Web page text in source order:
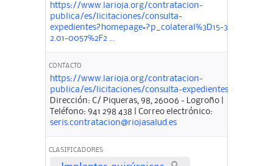
https://www.larioja.org/contratacion-
publica/es/licitaciones/consulta-
expedientes?homepage=?p_colateral%3D15-3-
2.01-0057%2F2 ...
CONTACTO
https://www.larioja.org/contratacion-
publica/es/licitaciones/consulta-expedientes
Dirección: C/ Piqueras, 98, 26006 - Logroño |
Teléfono: 941 298 438 | Correo electrónico:
seris.contratacion@riojasalud.es
CLASIFICADORES